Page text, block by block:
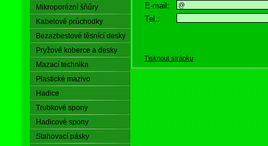
Mikroporézní šňůry
Kabelové průchodky
Bezazbestové těsnící desky
Pryžové koberce a desky
Mazací technika
Plastické mazivo
Hadice
Trubkové spony
Hadicové spony
Stahovací pásky
E-mail:
Tel.:
Tisknout stránku